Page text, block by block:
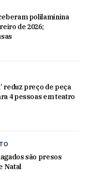
polilaminina
de 2026;
reduz preço de peça
4 pessoas em teatro
são presos
Natal